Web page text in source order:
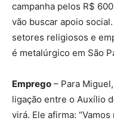
campanha pelos R$
vão buscar apoio
setores religiosos e
é metalúrgico em São
Emprego – Para
ligação entre o Auxílio
virá. Ele afirma: